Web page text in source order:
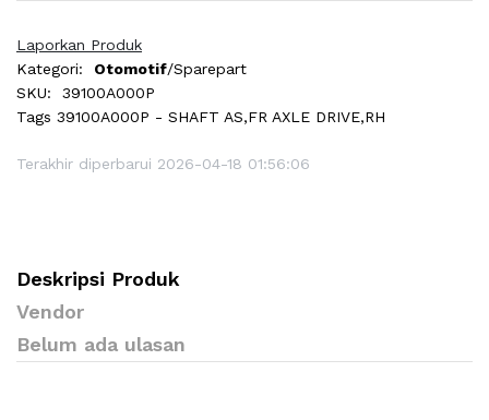
Laporkan Produk
Kategori:
Otomotif/Sparepart
SKU:
39100A000P
Tags 39100A000P - SHAFT AS,FR AXLE DRIVE,RH
Terakhir diperbarui 2026-04-18 01:56:06
Deskripsi Produk
Vendor
Belum ada ulasan